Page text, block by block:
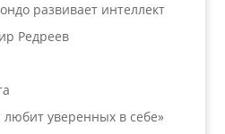
развивает интеллект
Редреев
любит уверенных в себе»